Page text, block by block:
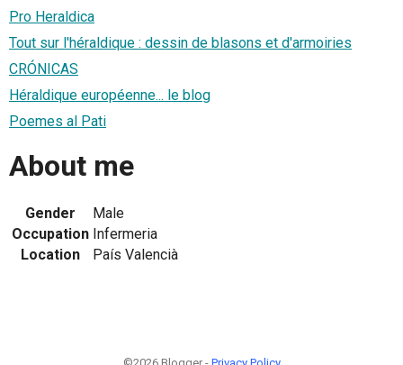
Pro Heraldica
Tout sur l'héraldique : dessin de blasons et d'armoiries
CRÓNICAS
Héraldique européenne... le blog
Poemes al Pati
About me
Gender
Male
Occupation Infermeria
Location
País Valencià